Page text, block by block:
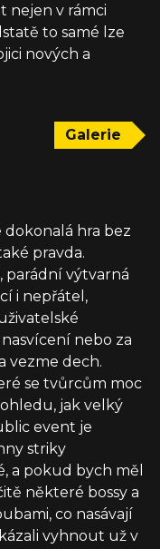
nejen v rámci
to samé lze
nových a
Galerie
dokonalá hra bez
pravda.
parádní výtvarná
i nepřátel,
nebo za
vezme dech.
se tvůrcům moc
jak velký
event je
striky
a pokud bych měl
některé bossy a
co nasávají
vyhnout už v